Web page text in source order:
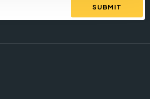
SUBMIT